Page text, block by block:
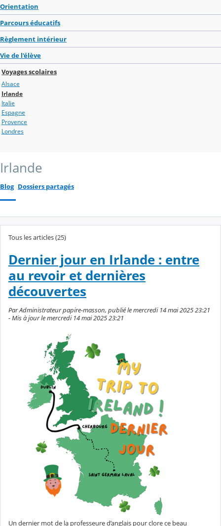
Orientation
Parcours éducatifs
Règlement intérieur
Vie de l'élève
Voyages scolaires
Alsace
Irlande
Italie
Espagne
Provence
Londres
Irlande
Blog Dossiers partagés
Tous les articles (25)
Dernier jour en Irlande : entre
au revoir et dernières
découvertes
Par Administrateur papire-masson, publié le mercredi 14 mai 2025 23:21
- Mis à jour le mercredi 14 mai 2025 23:21
Un dernier mot de la professeure d’anglais pour clore ce beau